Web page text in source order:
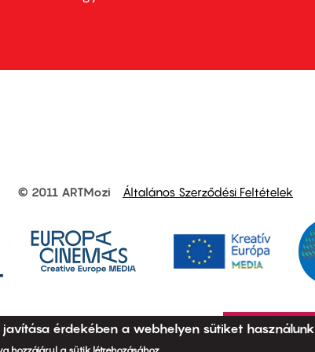
© 2011 ARTMozi Általános Szerződési Feltételek
érdekében a webhelyen sütiket használunk